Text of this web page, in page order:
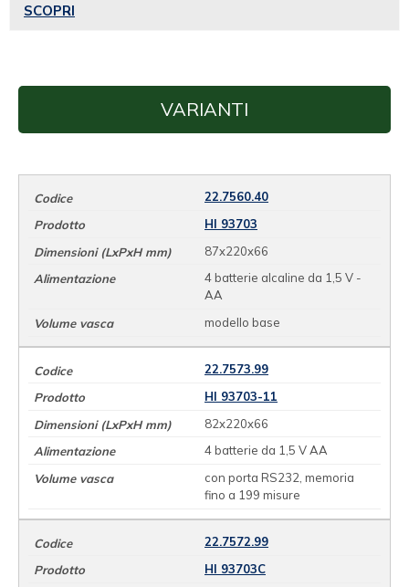
SCOPRI
VARIANTI
22.7560.40
HI 93703
87x220x66
4 batterie alcaline da 1,5 V -
AA
modello base
22.7573.99
HI 93703-11
82x220x66
4 batterie da 1,5 V AA
con porta RS232, memoria
fino a 199 misure
22.7572.99
HI 93703C